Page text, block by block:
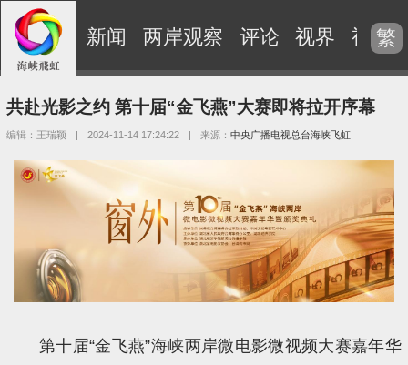
新闻 两岸观察 评论 视界 视频
繁
共赴光影之约 第十届“金飞燕”大赛即将拉开序幕
编辑：王瑞颖 | 2024-11-14 17:24:22 | 来源：中央广播电视总台海峡飞虹
第十届“金飞燕”海峡两岸微电影微视频大赛嘉年华